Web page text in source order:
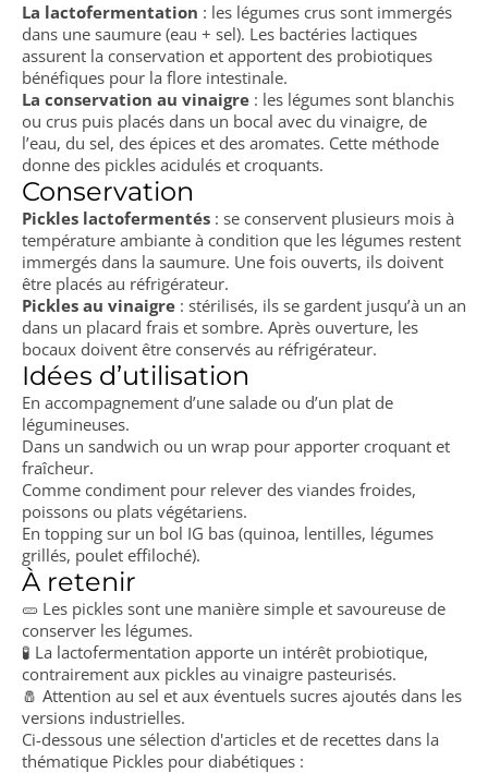
La lactofermentation : les légumes crus sont immergés
dans une saumure (eau + sel). Les bactéries lactiques
assurent la conservation et apportent des probiotiques
bénéfiques pour la flore intestinale.
La conservation au vinaigre : les légumes sont blanchis
ou crus puis placés dans un bocal avec du vinaigre, de
l’eau, du sel, des épices et des aromates. Cette méthode
donne des pickles acidulés et croquants.
Conservation
Pickles lactofermentés : se conservent plusieurs mois à
température ambiante à condition que les légumes restent
immergés dans la saumure. Une fois ouverts, ils doivent
être placés au réfrigérateur.
Pickles au vinaigre : stérilisés, ils se gardent jusqu’à un an
dans un placard frais et sombre. Après ouverture, les
bocaux doivent être conservés au réfrigérateur.
Idées d’utilisation
En accompagnement d’une salade ou d’un plat de
légumineuses.
Dans un sandwich ou un wrap pour apporter croquant et
fraîcheur.
Comme condiment pour relever des viandes froides,
poissons ou plats végétariens.
En topping sur un bol IG bas (quinoa, lentilles, légumes
grillés, poulet effiloché).
À retenir
🥒 Les pickles sont une manière simple et savoureuse de
conserver les légumes.
🧪 La lactofermentation apporte un intérêt probiotique,
contrairement aux pickles au vinaigre pasteurisés.
🧂 Attention au sel et aux éventuels sucres ajoutés dans les
versions industrielles.
Ci-dessous une sélection d'articles et de recettes dans la
thématique Pickles pour diabétiques :